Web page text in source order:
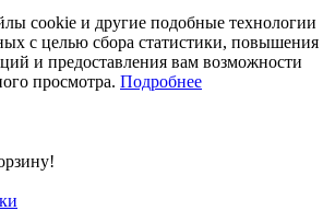
cookie и другие подобные технологии
с целью сбора статистики, повышения
и предоставления вам возможности
просмотра. Подробнее